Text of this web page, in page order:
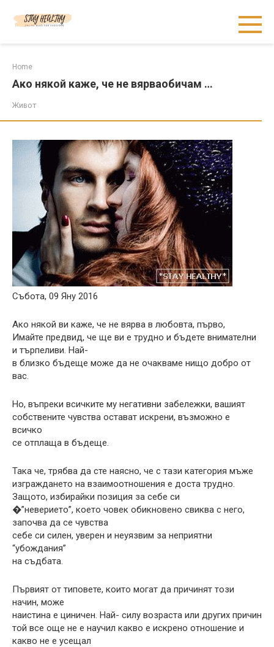
Home
Ако някой каже, че не вярваобичам …
Живот
Събота, 09 Яну 2016
Ако някой ви каже, че не вярва в любовта, първо,
Имайте предвид, че ще ви е трудно и бъдете внимателни
и търпеливи. Най-
в близко бъдеще може да не очакваме нищо добро от
вас.
Но, въпреки всичките му негативни забележки, вашият
собствените чувства остават искрени, възможно е
всичко
се отплаща в бъдеще.
Така че, трябва да сте наясно, че с тази категория мъже
изграждането на взаимоотношения е доста трудно.
Защото, избирайки позиция за себе си
�”неверието”, което човек обикновено свиква с него,
започва да се чувства
себе си силен, уверен и неуязвим за неприятни
“убождания”
на съдбата.
Първият от типовете, които могат да причинят този
начин, може
наистина е циничен. Най- силу возраста или других причин
той все още не е научил какво е искрено отношение и
какво не е усещал